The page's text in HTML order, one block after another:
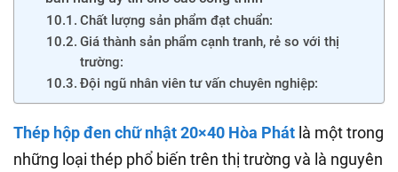
Chất lượng sản phẩm đạt chuẩn:
Giá thành sản phẩm cạnh tranh, rẻ so với thị
trường:
Đội ngũ nhân viên tư vấn chuyên nghiệp:
Thép hộp đen chữ nhật 20×40 Hòa Phát là một trong
những loại thép phổ biến trên thị trường và là nguyên